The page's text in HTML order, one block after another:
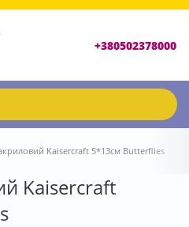
+380502378000
Kaisercraft 5*13см Butterflies
Kaisercraft